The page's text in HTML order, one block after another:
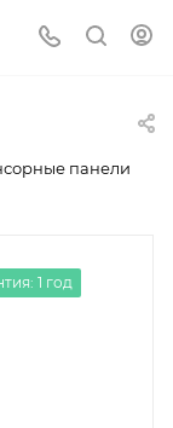
панели
1 год